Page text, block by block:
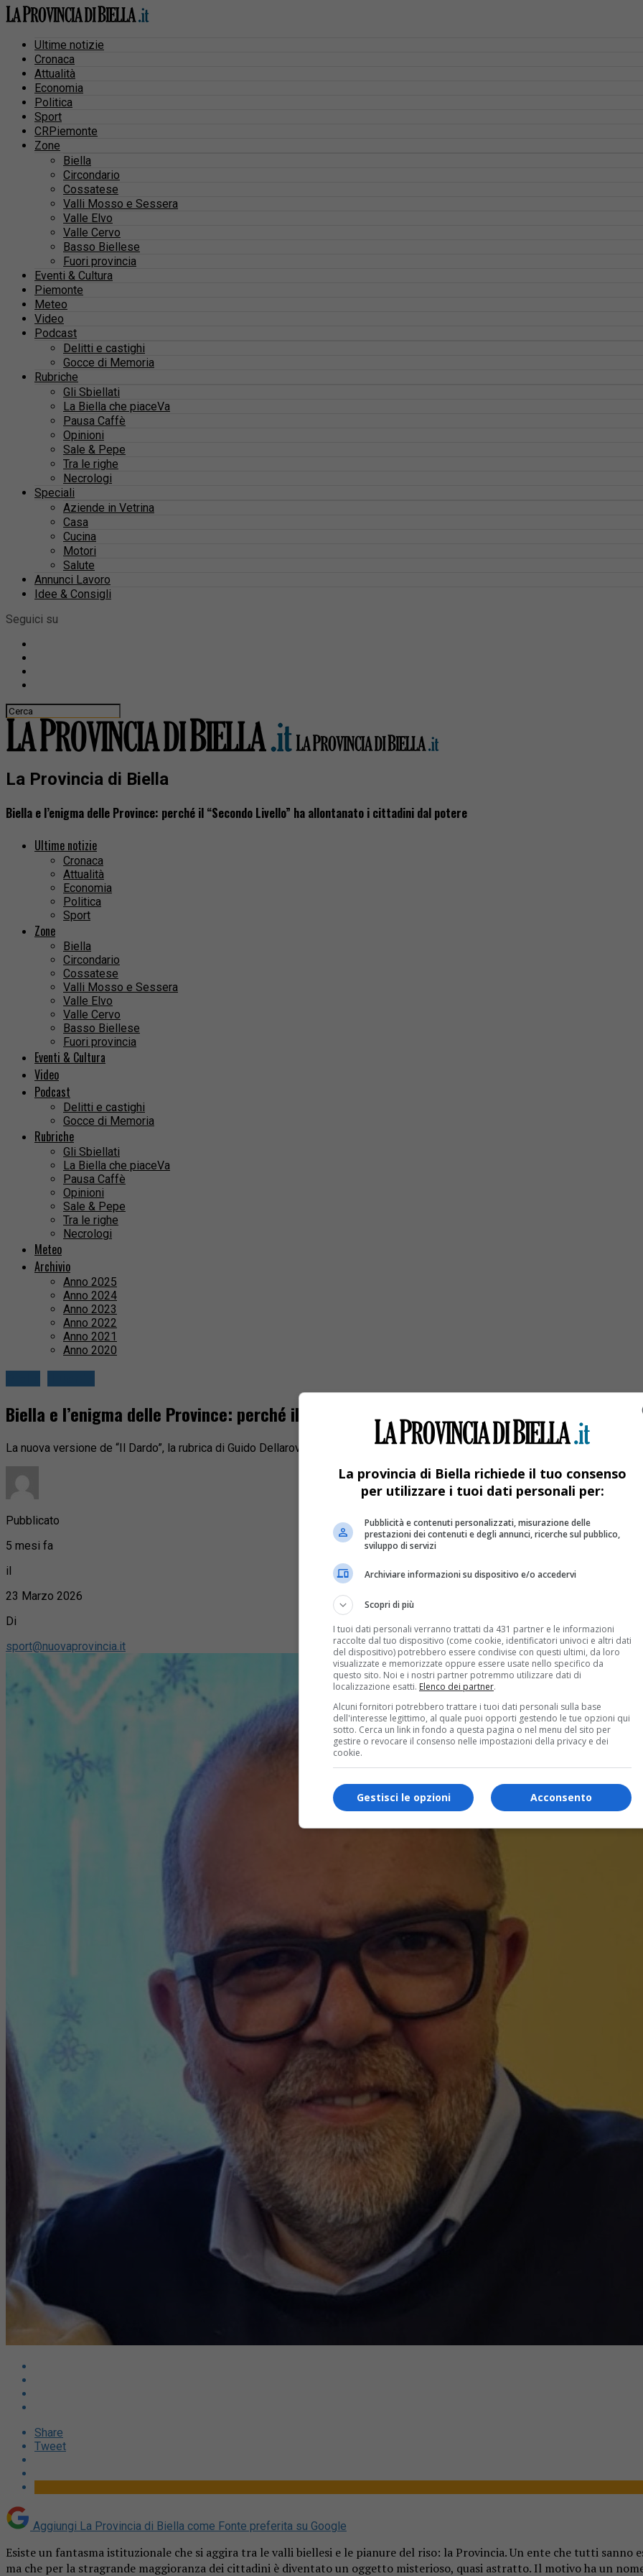
Ultime notizie
Cronaca
Attualità
Economia
Politica
Sport
CRPiemonte
Zone
Biella
Circondario
Cossatese
Valli Mosso e Sessera
Valle Elvo
Valle Cervo
Basso Biellese
Fuori provincia
Eventi & Cultura
Piemonte
Meteo
Video
Podcast
Delitti e castighi
Gocce di Memoria
Rubriche
Gli Sbiellati
La Biella che piaceVa
Pausa Caffè
Opinioni
Sale & Pepe
Tra le righe
Necrologi
Speciali
Aziende in Vetrina
Casa
Cucina
Motori
Salute
Annunci Lavoro
Idee & Consigli
Seguici su
La Provincia di Biella
Biella e l’enigma delle Province: perché il “Secondo Livello” ha allontanato i cittadini dal potere
Ultime notizie
Cronaca
Attualità
Economia
Politica
Sport
Zone
Biella
Circondario
Cossatese
Valli Mosso e Sessera
Valle Elvo
Valle Cervo
Basso Biellese
Fuori provincia
Eventi & Cultura
Video
Podcast
Delitti e castighi
Gocce di Memoria
Rubriche
Gli Sbiellati
La Biella che piaceVa
Pausa Caffè
Opinioni
Sale & Pepe
Tra le righe
Necrologi
Meteo
Archivio
Anno 2025
Anno 2024
Anno 2023
Anno 2022
Anno 2021
Anno 2020
Biella e l’enigma delle Province: perché il “Secondo Livello” ha allontanato i cittadini dal
La nuova versione de “Il Dardo”, la rubrica di Guido Dellarovere
Pubblicato
5 mesi fa
il
23 Marzo 2026
Di
sport@nuovaprovincia.it
Share
Tweet
Aggiungi La Provincia di Biella come Fonte preferita su Google
Esiste un fantasma istituzionale che si aggira tra le valli biellesi e le pianure del riso: la Provincia. Un ente che tutti sanno
ma che per la stragrande maggioranza dei cittadini è diventato un oggetto misterioso, quasi astratto. Il motivo ha un
La provincia di Biella richiede il tuo consenso
per utilizzare i tuoi dati personali per:
Pubblicità e contenuti personalizzati, misurazione delle
prestazioni dei contenuti e degli annunci, ricerche sul pubblico,
sviluppo di servizi
Archiviare informazioni su dispositivo e/o accedervi
Scopri di più
I tuoi dati personali verranno trattati da 431 partner e le informazioni
raccolte dal tuo dispositivo (come cookie, identificatori univoci e altri dati
del dispositivo) potrebbero essere condivise con questi ultimi, da loro
visualizzate e memorizzate oppure essere usate nello specifico da
questo sito. Noi e i nostri partner potremmo utilizzare dati di
localizzazione esatti. Elenco dei partner.
Alcuni fornitori potrebbero trattare i tuoi dati personali sulla base
dell'interesse legittimo, al quale puoi opporti gestendo le tue opzioni qui
sotto. Cerca un link in fondo a questa pagina o nel menu del sito per
gestire o revocare il consenso nelle impostazioni della privacy e dei
cookie.
Acconsento
Gestisci le opzioni